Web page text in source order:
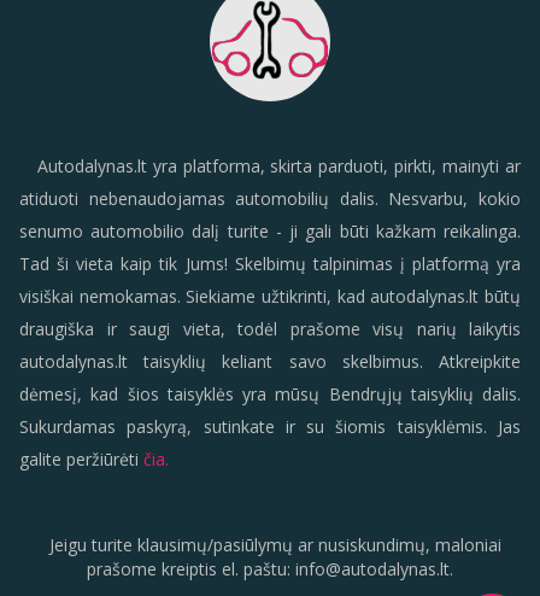
Autodalynas.lt yra platforma, skirta parduoti, pirkti, mainyti ar
atiduoti nebenaudojamas automobilių dalis. Nesvarbu, kokio
senumo automobilio dalį turite - ji gali būti kažkam reikalinga.
Tad ši vieta kaip tik Jums! Skelbimų talpinimas į platformą yra
visiškai nemokamas. Siekiame užtikrinti, kad autodalynas.lt būtų
draugiška ir saugi vieta, todėl prašome visų narių laikytis
autodalynas.lt taisyklių keliant savo skelbimus. Atkreipkite
dėmesį, kad šios taisyklės yra mūsų Bendrųjų taisyklių dalis.
Sukurdamas paskyrą, sutinkate ir su šiomis taisyklėmis. Jas
galite peržiūrėti čia.
Jeigu turite klausimų/pasiūlymų ar nusiskundimų, maloniai
prašome kreiptis el. paštu: info@autodalynas.lt.